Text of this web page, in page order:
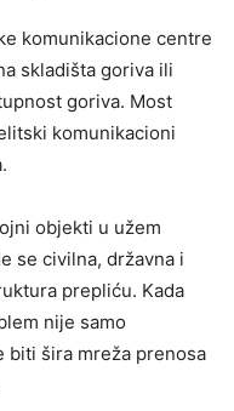
komunikacione centre
skladišta goriva ili
goriva. Most
komunikacioni
objekti u užem
se civilna, državna i
prepliću. Kada
nije samo
biti šira mreža prenosa